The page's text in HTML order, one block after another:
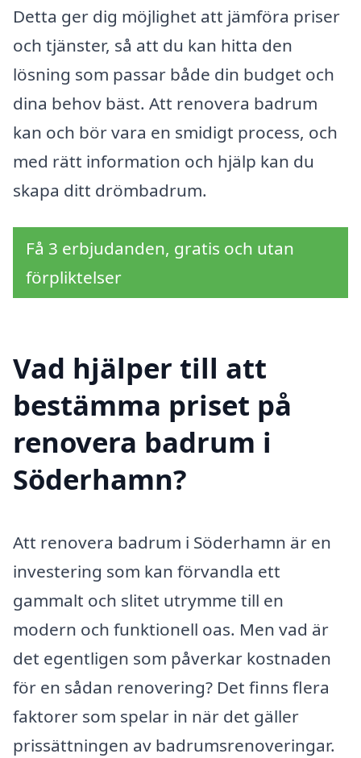
Detta ger dig möjlighet att jämföra priser
och tjänster, så att du kan hitta den
lösning som passar både din budget och
dina behov bäst. Att renovera badrum
kan och bör vara en smidigt process, och
med rätt information och hjälp kan du
skapa ditt drömbadrum.
Få 3 erbjudanden, gratis och utan
förpliktelser
Vad hjälper till att
bestämma priset på
renovera badrum i
Söderhamn?
Att renovera badrum i Söderhamn är en
investering som kan förvandla ett
gammalt och slitet utrymme till en
modern och funktionell oas. Men vad är
det egentligen som påverkar kostnaden
för en sådan renovering? Det finns flera
faktorer som spelar in när det gäller
prissättningen av badrumsrenoveringar.